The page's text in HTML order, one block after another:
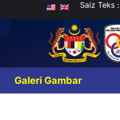
Saiz Teks :
Galeri Gambar